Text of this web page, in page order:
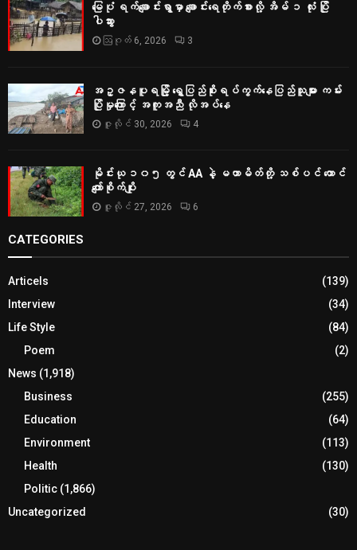
မြေပုံ ရက်ချောင်းရွာမှာ ချောင်းရေတိုက်စားလို့ အိမ် ၁ လုံး ပြို
ပါသွား
ဩဂုတ် 6, 2026 3
အဥ္ဇနပူရမြို့ ရွှေပြည်စိုးရပ်ကွက်နေပြည်သူများ ကမ်း
ပြိုမှုကြောင့် အကူအညီ လိုအပ်နေ
ဇူလိုင် 30, 2026 4
မိုင်းယု ၁၀၅ တွင် AA နဲ့ မဟာမိတ်တို့ သစ်ပင် ထောင်
ကျော်စိုက်ပျိုး
ဇူလိုင် 27, 2026 6
CATEGORIES
Articels
(139)
Interview
(34)
Life Style
(84)
Poem
(2)
News (1,918)
Business
(255)
Education
(64)
Environment
(113)
Health
(130)
Politic (1,866)
Uncategorized
(30)